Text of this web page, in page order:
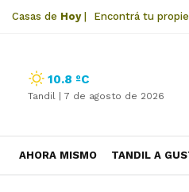
Casas de Hoy| Encontrá tu
10.8 ºC
Tandil | 7 de agosto de 2026
AHORA MISMO TANDIL A